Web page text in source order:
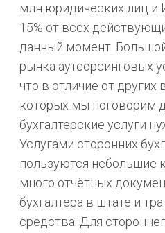
млн юридических лиц и
15% от всех
данный момент.
рынка аутсорсинговых
что в отличие от других
которых мы поговорим
бухгалтерские услуги
Услугами сторонних
пользуются небольшие
много отчётных
бухгалтера в штате и
средства. Для